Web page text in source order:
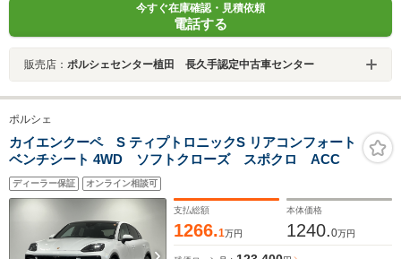
今すぐ在庫確認・見積依頼
電話する
販売店： ポルシェセンター植田 長久手認定中古車センター
ポルシェ
カイエンクーペ S ティプトロニックS リアコンフォート
ベンチシート 4WD ソフトクローズ スポクロ ACC
ディーラー保証 オンライン相談可
支払総額
1266.1万円
本体価格
1240.0万円